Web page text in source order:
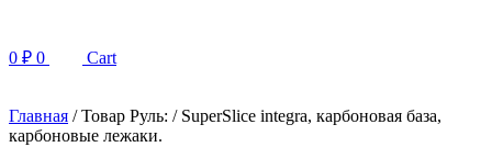
0 ₽ 0 Cart
Главная / Товар Руль: / SuperSlice integra, карбоновая база,
карбоновые лежаки.